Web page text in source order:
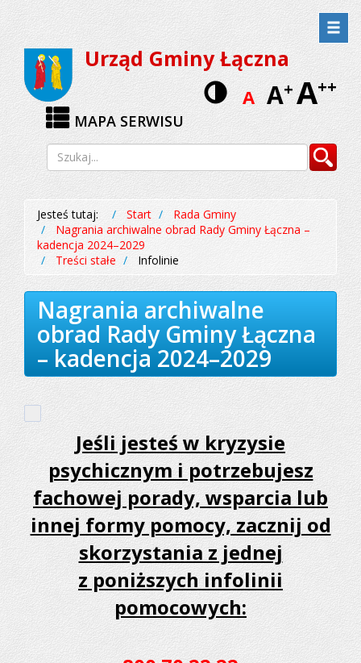
Przejdź
do
menu
Przejdź
do
treści
Urząd Gminy Łączna
A A+A++
Wersja
MAPA SERWISU
Wyszukiwarka Szukaj
Jesteś tutaj: Start
Rada Gminy
Nagrania archiwalne obrad Rady Gminy Łączna –
kadencja 2024–2029
Treści stałe
Infolinie
Nagrania archiwalne
obrad Rady Gminy Łączna
– kadencja 2024–2029
Jeśli jesteś w kryzysie
psychicznym i potrzebujesz
fachowej porady, wsparcia lub
innej formy pomocy, zacznij od
skorzystania z jednej
z poniższych infolinii
pomocowych: